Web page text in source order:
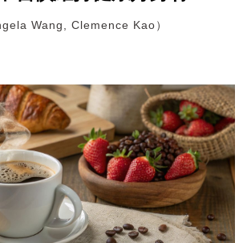
Wang, Clemence Kao）